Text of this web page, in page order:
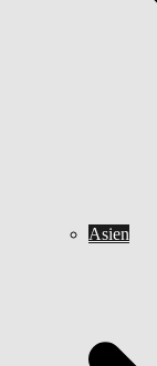
Asien